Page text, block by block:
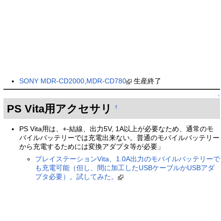
SONY MDR-CD2000,MDR-CD780 生産終了
↑
PS Vita用アクセサリ †
PS Vita用は、+-結線、出力5V, 1A以上が必要なため、通常のモ
バイルバッテリーでは充電出来ない。普通のモバイルバッテリー
から充電するためには変換アダプタ等が必要」
プレイステーションVita、1.0A出力のモバイルバッテリーで
も充電可能（但し、間に加工したUSBケーブルかUSBアダ
プタ必要）。試してみた。